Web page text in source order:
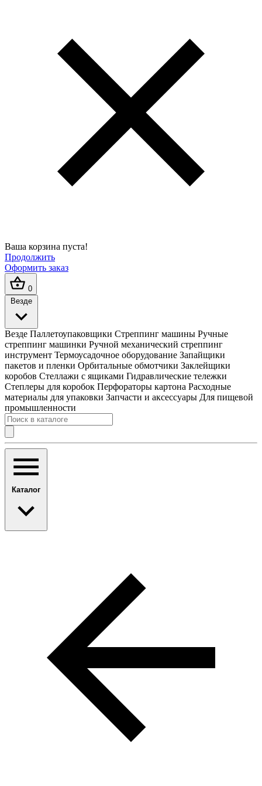
Ваша корзина пуста!
Продолжить
Оформить заказ
0
Везде
Везде Паллетоупаковщики Стреппинг машины Ручные
стреппинг машинки Ручной механический стреппинг
инструмент Термоусадочное оборудование Запайщики
пакетов и пленки Орбитальные обмотчики Заклейщики
коробов Стеллажи с ящиками Гидравлические тележки
Степлеры для коробок Перфораторы картона Расходные
материалы для упаковки Запчасти и аксессуары Для пищевой
промышленности
Каталог